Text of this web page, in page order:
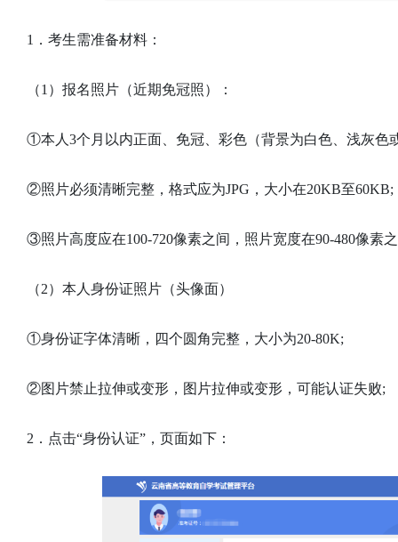
1．考生需准备材料：
（1）报名照片（近期免冠照）：
①本人3个月以内正面、免冠、彩色（背景为白色、浅灰色
②照片必须清晰完整，格式应为JPG，大小在20KB至60KB;
③照片高度应在100-720像素之间，照片宽度在90-480像素
（2）本人身份证照片（头像面）
①身份证字体清晰，四个圆角完整，大小为20-80K;
②图片禁止拉伸或变形，图片拉伸或变形，可能认证失败;
2．点击“身份认证”，页面如下：